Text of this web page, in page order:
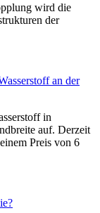
wird die
der
an der
in
auf. Derzeit
Preis von 6